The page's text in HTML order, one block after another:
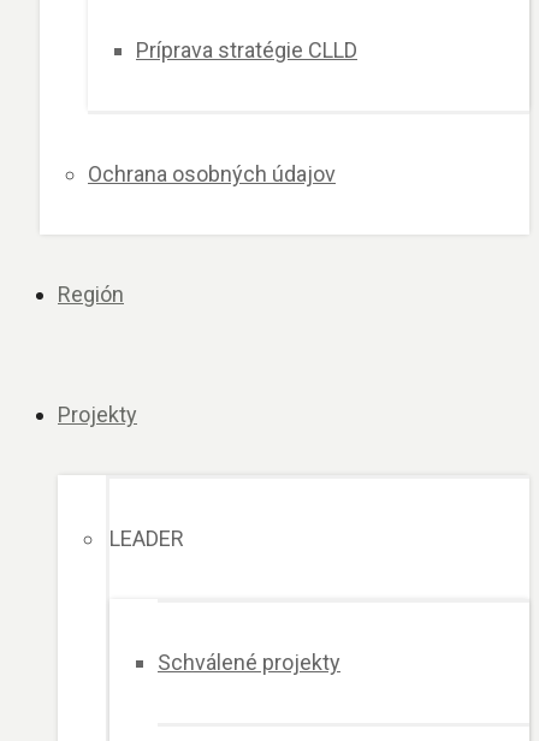
Príprava stratégie CLLD
Ochrana osobných údajov
Región
Projekty
LEADER
Schválené projekty